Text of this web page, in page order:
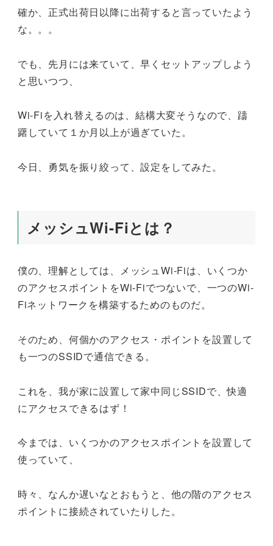
確か、正式出荷日以降に出荷すると言っていたよう
な。。。
でも、先月には来ていて、早くセットアップしよう
と思いつつ、
Wi-Fiを入れ替えるのは、結構大変そうなので、躊
躇していて１か月以上が過ぎていた。
今日、勇気を振り絞って、設定をしてみた。
メッシュWi-Fiとは？
僕の、理解としては、メッシュWi-Fiは、いくつか
のアクセスポイントをWi-Fiでつないで、一つのWi-
Fiネットワークを構築するためのものだ。
そのため、何個かのアクセス・ポイントを設置して
も一つのSSIDで通信できる。
これを、我が家に設置して家中同じSSIDで、快適
にアクセスできるはず！
今までは、いくつかのアクセスポイントを設置して
使っていて、
時々、なんか遅いなとおもうと、他の階のアクセス
ポイントに接続されていたりした。